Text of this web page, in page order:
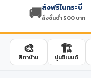
🚚ส่งฟรีในกระบี่
สั่งขั้นต่ำ 500 บาท
🎨
สีทาบ้าน
🏗️
ปูนซีเมนต์